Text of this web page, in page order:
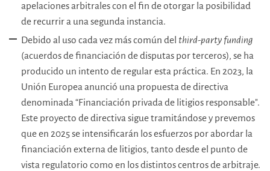
apelaciones arbitrales con el fin de otorgar la posibilidad
de recurrir a una segunda instancia.
Debido al uso cada vez más común del third-party funding
(acuerdos de financiación de disputas por terceros), se ha
producido un intento de regular esta práctica. En 2023, la
Unión Europea anunció una propuesta de directiva
denominada “Financiación privada de litigios responsable".
Este proyecto de directiva sigue tramitándose y prevemos
que en 2025 se intensificarán los esfuerzos por abordar la
financiación externa de litigios, tanto desde el punto de
vista regulatorio como en los distintos centros de arbitraje.